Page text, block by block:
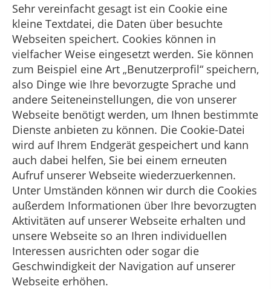
Sehr vereinfacht gesagt ist ein Cookie eine
kleine Textdatei, die Daten über besuchte
Webseiten speichert. Cookies können in
vielfacher Weise eingesetzt werden. Sie können
zum Beispiel eine Art „Benutzerprofil“ speichern,
also Dinge wie Ihre bevorzugte Sprache und
andere Seiteneinstellungen, die von unserer
Webseite benötigt werden, um Ihnen bestimmte
Dienste anbieten zu können. Die Cookie-Datei
wird auf Ihrem Endgerät gespeichert und kann
auch dabei helfen, Sie bei einem erneuten
Aufruf unserer Webseite wiederzuerkennen.
Unter Umständen können wir durch die Cookies
außerdem Informationen über Ihre bevorzugten
Aktivitäten auf unserer Webseite erhalten und
unsere Webseite so an Ihren individuellen
Interessen ausrichten oder sogar die
Geschwindigkeit der Navigation auf unserer
Webseite erhöhen.